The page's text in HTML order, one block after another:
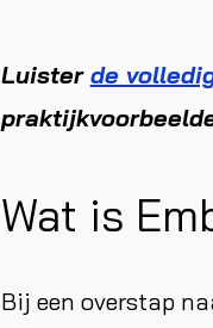
Luister de
Wat is
Bij een overstap